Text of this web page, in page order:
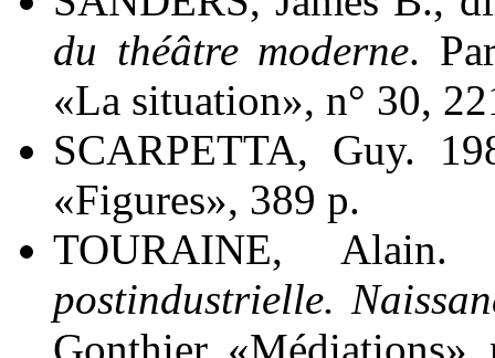
du théâtre moderne.
«La situation», n° 30,
SCARPETTA, Guy.
«Figures», 389 p.
TOURAINE,
postindustrielle.